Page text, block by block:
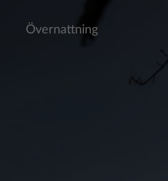
Övernattning